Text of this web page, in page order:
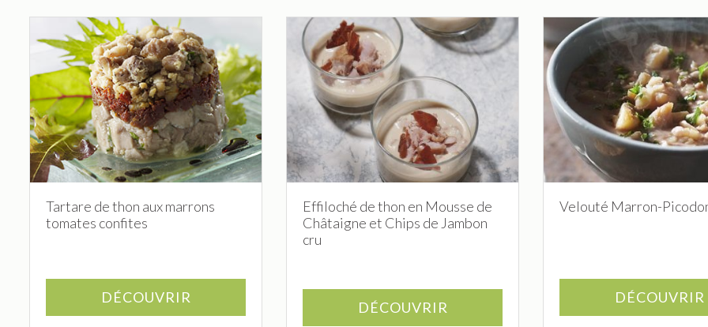
Tartare de thon aux marrons
tomates confites
DÉCOUVRIR
Effiloché de thon en Mousse de
Châtaigne et Chips de Jambon
cru
DÉCOUVRIR
Velouté Marron-
DÉCOUVRIR